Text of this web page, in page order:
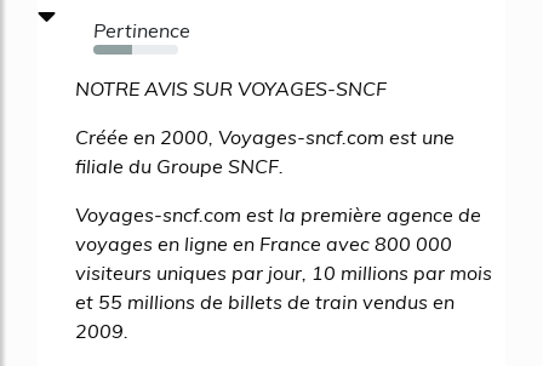
Pertinence
45%
NOTRE AVIS SUR VOYAGES-SNCF
Créée en 2000, Voyages-sncf.com est une
filiale du Groupe SNCF.
Voyages-sncf.com est la première agence de
voyages en ligne en France avec 800 000
visiteurs uniques par jour, 10 millions par mois
et 55 millions de billets de train vendus en
2009.